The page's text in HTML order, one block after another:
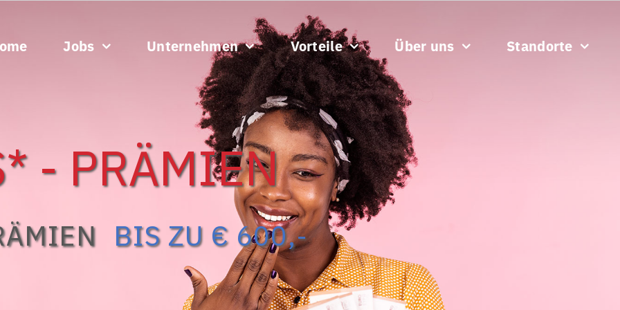
Jobs Unternehmen Vorteile Über uns Standorte
- PRÄMIEN
BIS ZU € 600,-